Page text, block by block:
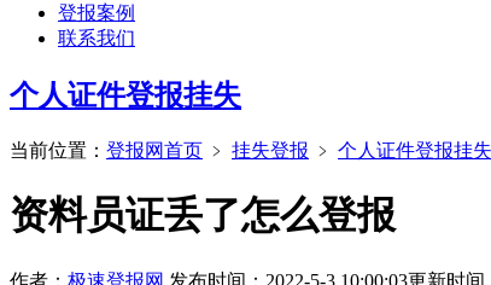
登报案例
联系我们
个人证件登报挂失
当前位置： 登报网首页 ﹥ 挂失登报 ﹥ 个人证件登报挂失
资料员证丢了怎么登报
作者： 极速登报网 发布时间：2022-5-3 10:00:03更新时间